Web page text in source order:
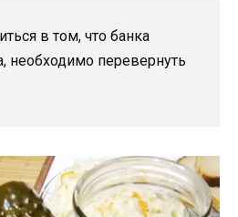
в том, что банка
необходимо перевернуть